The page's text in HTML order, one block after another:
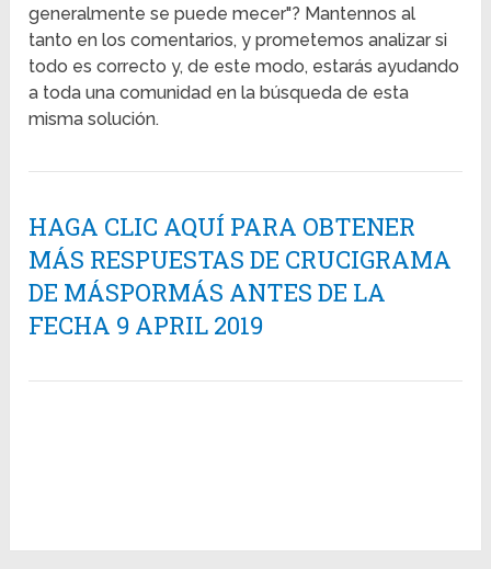
generalmente se puede mecer"? Mantennos al
tanto en los comentarios, y prometemos analizar si
todo es correcto y, de este modo, estarás ayudando
a toda una comunidad en la búsqueda de esta
misma solución.
HAGA CLIC AQUÍ PARA OBTENER
MÁS RESPUESTAS DE CRUCIGRAMA
DE MÁSPORMÁS ANTES DE LA
FECHA 9 APRIL 2019